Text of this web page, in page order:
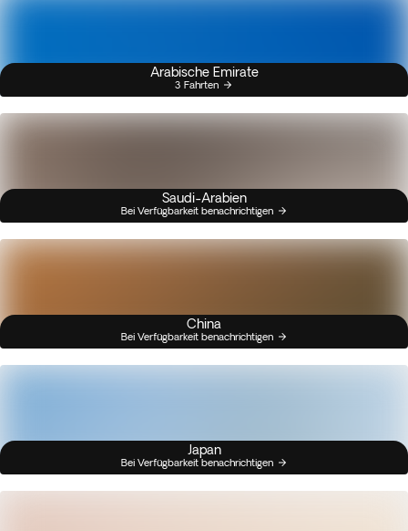
Arabische Emirate
3 Fahrten
Saudi-Arabien
Bei Verfügbarkeit benachrichtigen
China
Bei Verfügbarkeit benachrichtigen
Japan
Bei Verfügbarkeit benachrichtigen